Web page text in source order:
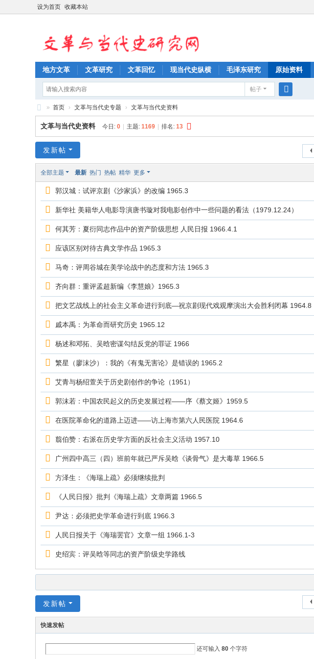
设为首页 收藏本站
地方文革 文革研究 文革回忆 现当代史纵横 毛泽东研究 原始资料
帖子
索
革
当
究
» 首页 › 文革与当代史专题 › 文革与当代史资料
文革与当代史资料 今日: 0 主题: 1169 排名: 13
发新帖
全部主题 最新 热门 热帖 精华 更多
郭汉城：试评京剧《沙家浜》的改编 1965.3
新华社 美籍华人电影导演唐书璇对我电影创作中一些问题的看法（1979.12.24）
何其芳：夏衍同志作品中的资产阶级思想 人民日报 1966.4.1
应该区别对待古典文学作品 1965.3
马奇：评周谷城在美学论战中的态度和方法 1965.3
齐向群：重评孟超新编《李慧娘》1965.3
把文艺战线上的社会主义革命进行到底—祝京剧现代戏观摩演出大会胜利闭幕 1964.8
戚本禹：为革命而研究历史 1965.12
杨述和邓拓、吴晗密谋勾结反党的罪证 1966
繁星（廖沫沙）：我的《有鬼无害论》是错误的 1965.2
艾青与杨绍萱关于历史剧创作的争论（1951）
郭沫若：中国农民起义的历史发展过程——序《蔡文姬》1959.5
在医院革命化的道路上迈进——访上海市第六人民医院 1964.6
翦伯赞：右派在历史学方面的反社会主义活动 1957.10
广州四中高三（四）班前年就已严斥吴晗《谈骨气》是大毒草 1966.5
方泽生：《海瑞上疏》必须继续批判
《人民日报》批判《海瑞上疏》文章两篇 1966.5
尹达：必须把史学革命进行到底 1966.3
人民日报关于《海瑞罢官》文章一组 1966.1-3
史绍宾：评吴晗等同志的资产阶级史学路线
发新帖
快速发帖
还可输入 80 个字符